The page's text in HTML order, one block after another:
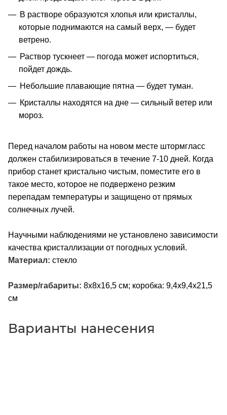
В растворе образуются хлопья или кристаллы,
которые поднимаются на самый верх, — будет
ветрено.
Раствор тускнеет — погода может испортиться,
пойдет дождь.
Небольшие плавающие пятна — будет туман.
Кристаллы находятся на дне — сильный ветер или
мороз.
Перед началом работы на новом месте штормгласс
должен стабилизироваться в течение 7-10 дней. Когда
прибор станет кристально чистым, поместите его в
такое место, которое не подвержено резким
перепадам температуры и защищено от прямых
солнечных лучей.
Научными наблюдениями не установлено зависимости
качества кристаллизации от погодных условий.
Материал: стекло
Размер/габариты: 8х8х16,5 см; коробка: 9,4x9,4x21,5
см
Варианты нанесения